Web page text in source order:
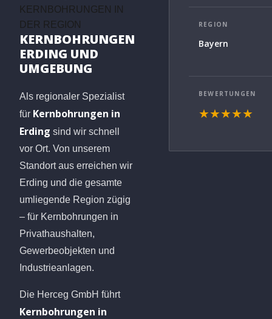
KERNBOHRUNGEN IN
DER REGION
KERNBOHRUNGEN
ERDING UND
UMGEBUNG
Als regionaler Spezialist
für Kernbohrungen in
Erding sind wir schnell
vor Ort. Von unserem
Standort aus erreichen wir
Erding und die gesamte
umliegende Region zügig
– für Kernbohrungen in
Privathaushalten,
Gewerbeobjekten und
Industrieanlagen.
Die Herceg GmbH führt
Kernbohrungen in
REGION
Bayern
BEWERTUNGEN
★★★★★